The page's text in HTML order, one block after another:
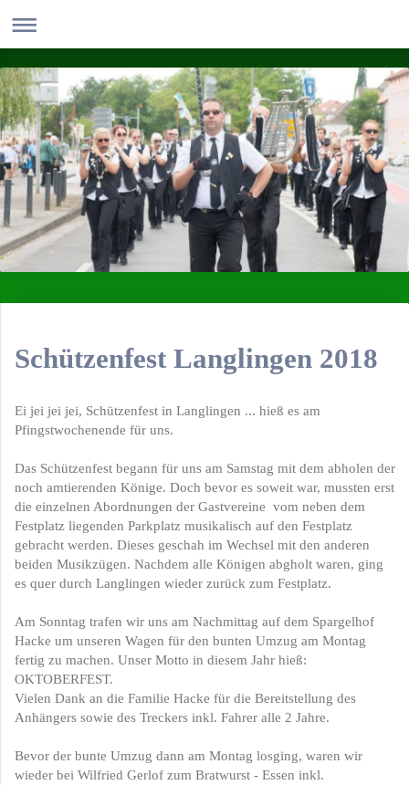
Schützenfest Langlingen 2018
Ei jei jei jei, Schützenfest in Langlingen ... hieß es am
Pfingstwochenende für uns.
Das Schützenfest begann für uns am Samstag mit dem abholen der
noch amtierenden Könige. Doch bevor es soweit war, mussten erst
die einzelnen Abordnungen der Gastvereine vom neben dem
Festplatz liegenden Parkplatz musikalisch auf den Festplatz
gebracht werden. Dieses geschah im Wechsel mit den anderen
beiden Musikzügen. Nachdem alle Königen abgholt waren, ging
es quer durch Langlingen wieder zurück zum Festplatz.
Am Sonntag trafen wir uns am Nachmittag auf dem Spargelhof
Hacke um unseren Wagen für den bunten Umzug am Montag
fertig zu machen. Unser Motto in diesem Jahr hieß:
OKTOBERFEST.
Vielen Dank an die Familie Hacke für die Bereitstellung des
Anhängers sowie des Treckers inkl. Fahrer alle 2 Jahre.
Bevor der bunte Umzug dann am Montag losging, waren wir
wieder bei Wilfried Gerlof zum Bratwurst - Essen inkl.